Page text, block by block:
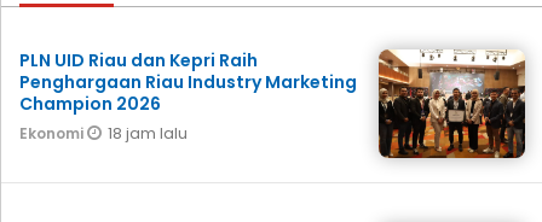
PLN UID Riau dan Kepri Raih
Penghargaan Riau Industry Marketing
Champion 2026
Ekonomi 18 jam lalu